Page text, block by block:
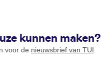
kunnen maken?
voor de nieuwsbrief van TUI